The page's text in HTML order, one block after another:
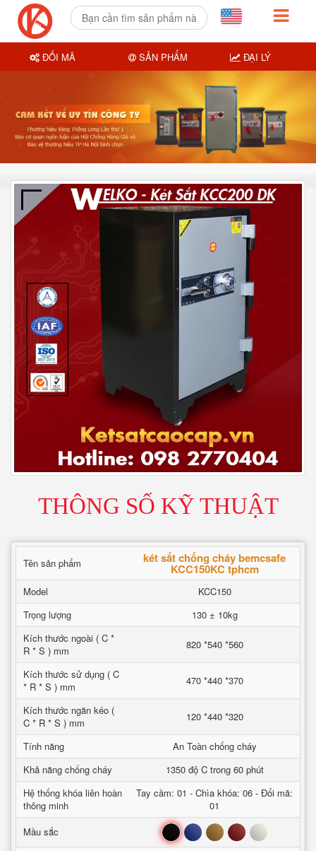
THÔNG SỐ KỸ THUẬT
Tên sản phẩm két sắt chống cháy bemcsafe
KCC150KC tphcm
Model
KCC150
Trọng lượng
130 ± 10kg
Kích thước ngoài ( C *
R * S ) mm
820 *540 *560
Kích thước sử dụng ( C
* R * S ) mm
470 *440 *370
Kích thước ngăn kéo (
C * R * S ) mm
120 *440 *320
Tính năng
An Toàn chống cháy
Khả năng chống cháy
1350 độ C trong 60 phút
Hệ thống khóa liên hoàn
thông minh
Tay cầm: 01 - Chìa khóa: 06 - Đổi mã:
01
Mầu sắc
Đen Xanh Nâu Đỏ Trắng
ĐỔI MÃ SẢN PHẨM ĐẠI LÝ